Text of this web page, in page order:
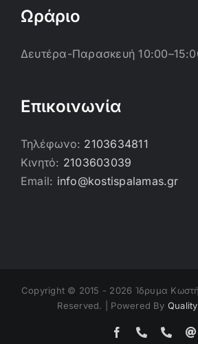
Ωράριο
Δευτέρα-Παρασκευή
Επικοινωνία
Τηλέφωνο: 2103634811
Κινητό: 2103603039
Email: info@kostispalamas.gr
Copyright © 2015 - 2026 Ίδρυμα
Reserved. | Powered By
FacebookΤηλέφωνο